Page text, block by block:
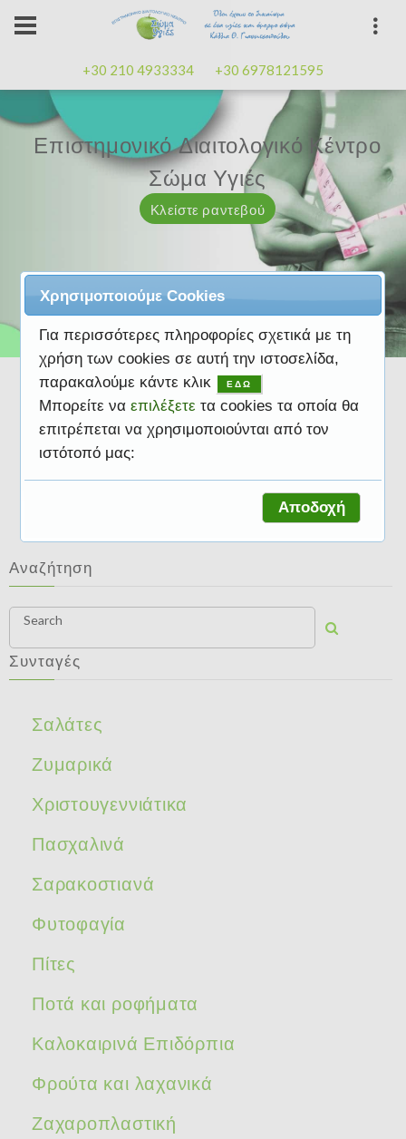
+30 210 4933334 +30 6978121595
Επαγγελματισμός, εμπειρίακαλή
διάθεση
Κλείστε ραντεβού
Επιστημονικό Διαιτολογικό Κέντρο
Σώμα Υγιές
Κλείστε ραντεβού
Μαζί μας μπορείτε
Κλείστε ραντεβού
Επαγγελματισμός, εμπειρίακαλή
διάθεση
Κλείστε ραντεβού
Επιστημονικό Διαιτολογικό Κέντρο
Σώμα Υγιές
Κλείστε ραντεβού
Ζαχαροπλαστική
Αναζήτηση
Search
Συνταγές
Σαλάτες
Ζυμαρικά
Χριστουγεννιάτικα
Πασχαλινά
Σαρακοστιανά
Φυτοφαγία
Πίτες
Ποτά και ροφήματα
Καλοκαιρινά Επιδόρπια
Φρούτα και λαχανικά
Ζαχαροπλαστική
Χρησιμοποιούμε Cookies
Για περισσότερες πληροφορίες σχετικά με τη
χρήση των cookies σε αυτή την ιστοσελίδα,
παρακαλούμε κάντε κλικ
ΕΔΩ
Μπορείτε να επιλέξετε τα cookies τα οποία θα
επιτρέπεται να χρησιμοποιούνται από τον
ιστότοπό μας:
Αποδοχή